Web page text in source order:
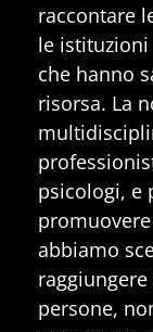
raccontare
le
che hanno
risorsa. La
psicologi, e
abbiamo
persone,